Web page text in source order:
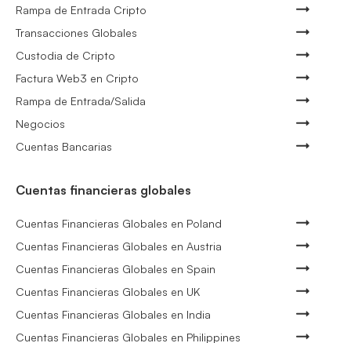
Rampa de Entrada Cripto
Transacciones Globales
Custodia de Cripto
Factura Web3 en Cripto
Rampa de Entrada/Salida
Negocios
Cuentas Bancarias
Cuentas financieras globales
Cuentas Financieras Globales en Poland
Cuentas Financieras Globales en Austria
Cuentas Financieras Globales en Spain
Cuentas Financieras Globales en UK
Cuentas Financieras Globales en India
Cuentas Financieras Globales en Philippines